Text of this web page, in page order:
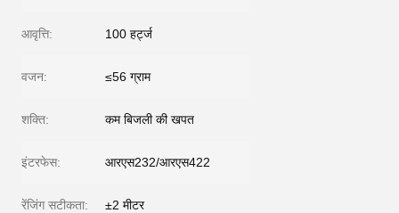
आवृत्ति: 100 हर्ट्ज
वजन: ≤56 ग्राम
शक्ति: कम बिजली की खपत
इंटरफेस: आरएस232/आरएस422
रेंजिंग सटीकता: ±2 मीटर